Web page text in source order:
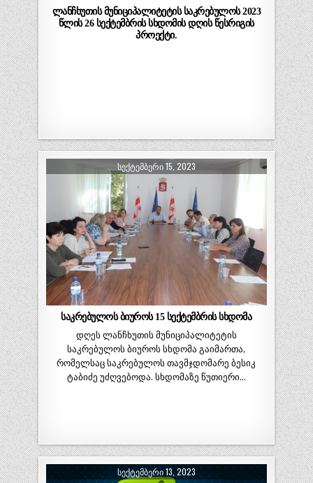
ლანჩხუთის მუნიციპალიტეტის საკრებულოს 2023
წლის 26 სექტემბრის სხდომის დღის წესრიგის
პროექტი.
ᲡᲔᲥᲢᲔᲛᲑᲔᲠᲘ 15, 2023
საკრებულოს ბიუროს 15 სექტემბრის სხდომა
დღეს ლანჩხუთის მუნიციპალიტეტის
საკრებულოს ბიუროს სხდომა გაიმართა,
რომელსაც საკრებულოს თავმჯდომარე ბესიკ
ტაბიძე უძღვებოდა. სხდომაზე წუთიერი…
ᲡᲔᲥᲢᲔᲛᲑᲔᲠᲘ 13, 2023